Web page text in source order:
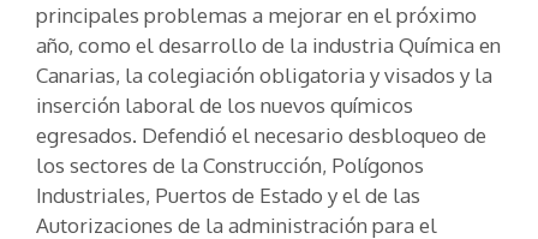
principales problemas a mejorar en el próximo
año, como el desarrollo de la industria Química en
Canarias, la colegiación obligatoria y visados y la
inserción laboral de los nuevos químicos
egresados. Defendió el necesario desbloqueo de
los sectores de la Construcción, Polígonos
Industriales, Puertos de Estado y el de las
Autorizaciones de la administración para el